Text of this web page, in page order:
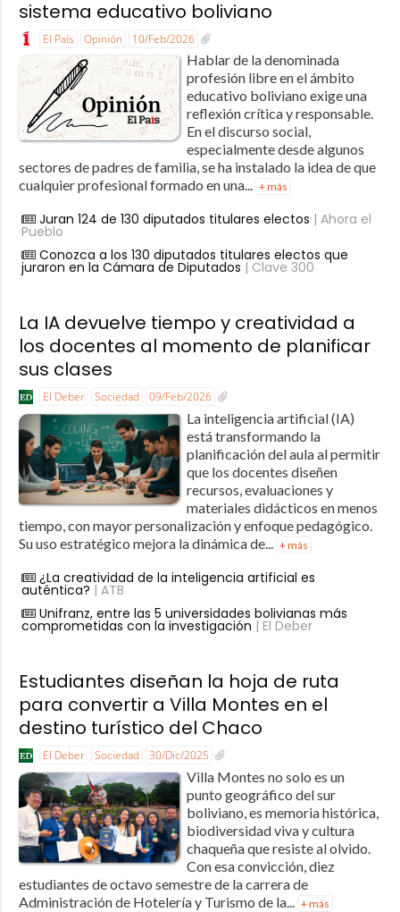
sistema educativo boliviano
El País Opinión 10/Feb/2026
Hablar de la denominada
profesión libre en el ámbito
educativo boliviano exige una
reflexión crítica y responsable.
En el discurso social,
especialmente desde algunos
sectores de padres de familia, se ha instalado la idea de que
cualquier profesional formado en una... + más
Juran 124 de 130 diputados titulares electos | Ahora el
Pueblo
Conozca a los 130 diputados titulares electos que
juraron en la Cámara de Diputados | Clave 300
La IA devuelve tiempo y creatividad a
los docentes al momento de planificar
sus clases
El Deber Sociedad 09/Feb/2026
La inteligencia artificial (IA)
está transformando la
planificación del aula al permitir
que los docentes diseñen
recursos, evaluaciones y
materiales didácticos en menos
tiempo, con mayor personalización y enfoque pedagógico.
Su uso estratégico mejora la dinámica de... + más
¿La creatividad de la inteligencia artificial es
auténtica? | ATB
Unifranz, entre las 5 universidades bolivianas más
comprometidas con la investigación | El Deber
Estudiantes diseñan la hoja de ruta
para convertir a Villa Montes en el
destino turístico del Chaco
El Deber Sociedad 30/Dic/2025
Villa Montes no solo es un
punto geográfico del sur
boliviano, es memoria histórica,
biodiversidad viva y cultura
chaqueña que resiste al olvido.
Con esa convicción, diez
estudiantes de octavo semestre de la carrera de
Administración de Hotelería y Turismo de la... + más